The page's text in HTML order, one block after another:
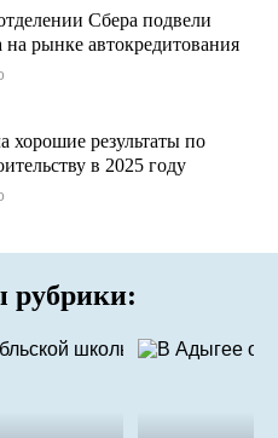
Сбера подвели
на рынке автокредитования
хорошие результаты по
в 2025 году
рубрики: